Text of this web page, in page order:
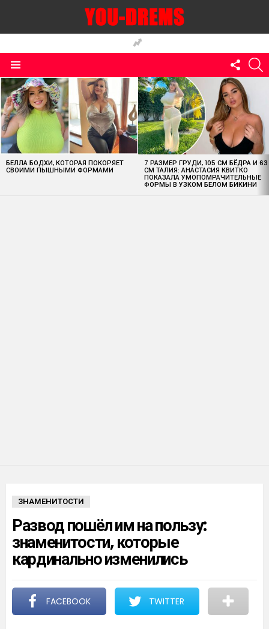
US
MOST
VIEWED
STORIES
БЕЛЛА БОДХИ, КОТОРАЯ ПОКОРЯЕТ
СВОИМИ ПЫШНЫМИ ФОРМАМИ
7 РАЗМЕР ГРУДИ, 105 СМ БЁДРА И 63
СМ ТАЛИЯ: АНАСТАСИЯ КВИТКО
ПОКАЗАЛА УМОПОМРАЧИТЕЛЬНЫЕ
ФОРМЫ В УЗКОМ БЕЛОМ БИКИНИ
ЗНАМЕНИТОСТИ
Развод пошёл им на пользу:
знаменитости, которые
кардинально изменились
FACEBOOK TWITTER